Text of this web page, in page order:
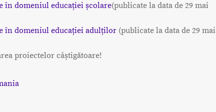
în domeniul educației școlare(publicate la data de 29 mai
în domeniul educației adulților (publicate la data de 29 mai
proiectelor câștigătoare!